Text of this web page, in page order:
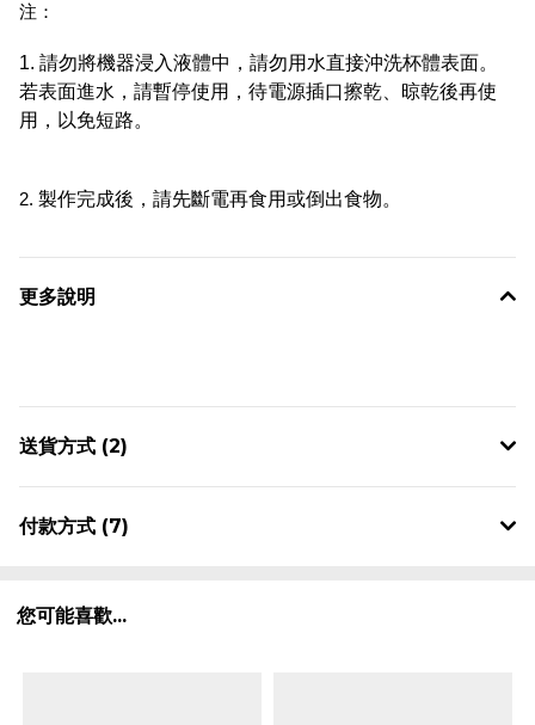
注：
1. 請勿將機器浸入液體中，請勿用水直接沖洗杯體表面。
若表面進水，請暫停使用，待電源插口擦乾、晾乾後再使
用，以免短路。
2. 製作完成後，請先斷電再食用或倒出食物。
更多說明
送貨方式 (2)
付款方式 (7)
您可能喜歡...